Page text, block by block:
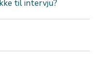
til intervju?